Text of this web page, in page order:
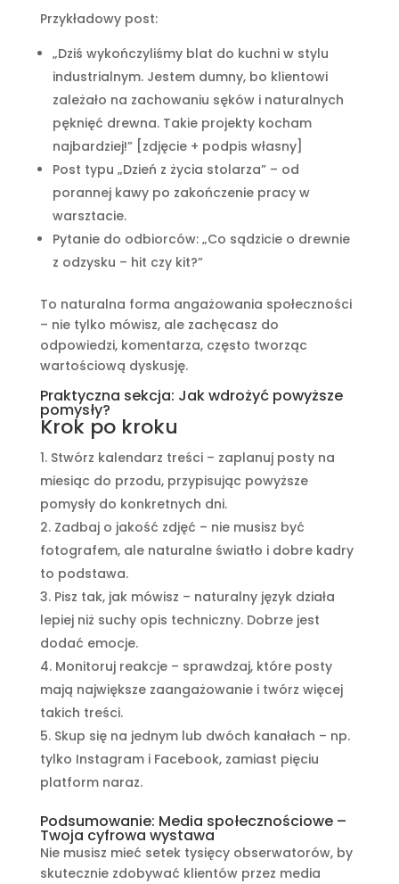
Przykładowy post:
„Dziś wykończyliśmy blat do kuchni w stylu
industrialnym. Jestem dumny, bo klientowi
zależało na zachowaniu sęków i naturalnych
pęknięć drewna. Takie projekty kocham
najbardziej!” [zdjęcie + podpis własny]
Post typu „Dzień z życia stolarza” – od
porannej kawy po zakończenie pracy w
warsztacie.
Pytanie do odbiorców: „Co sądzicie o drewnie
z odzysku – hit czy kit?”
To naturalna forma angażowania społeczności
– nie tylko mówisz, ale zachęcasz do
odpowiedzi, komentarza, często tworząc
wartościową dyskusję.
Praktyczna sekcja: Jak wdrożyć powyższe
pomysły?
Krok po kroku
Stwórz kalendarz treści – zaplanuj posty na
miesiąc do przodu, przypisując powyższe
pomysły do konkretnych dni.
Zadbaj o jakość zdjęć – nie musisz być
fotografem, ale naturalne światło i dobre kadry
to podstawa.
Pisz tak, jak mówisz – naturalny język działa
lepiej niż suchy opis techniczny. Dobrze jest
dodać emocje.
Monitoruj reakcje – sprawdzaj, które posty
mają największe zaangażowanie i twórz więcej
takich treści.
Skup się na jednym lub dwóch kanałach – np.
tylko Instagram i Facebook, zamiast pięciu
platform naraz.
Podsumowanie: Media społecznościowe –
Twoja cyfrowa wystawa
Nie musisz mieć setek tysięcy obserwatorów, by
skutecznie zdobywać klientów przez media